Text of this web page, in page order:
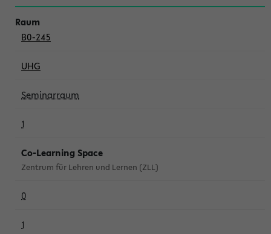
B0-245
UHG
Seminarraum
1
Co-Learning Space
Zentrum für Lehren und Lernen (ZLL)
0
1